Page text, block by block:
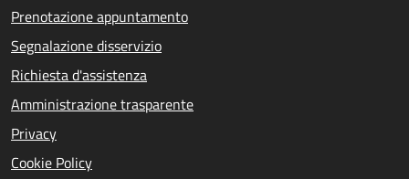
Prenotazione appuntamento
Segnalazione disservizio
Richiesta d'assistenza
Amministrazione trasparente
Privacy
Cookie Policy